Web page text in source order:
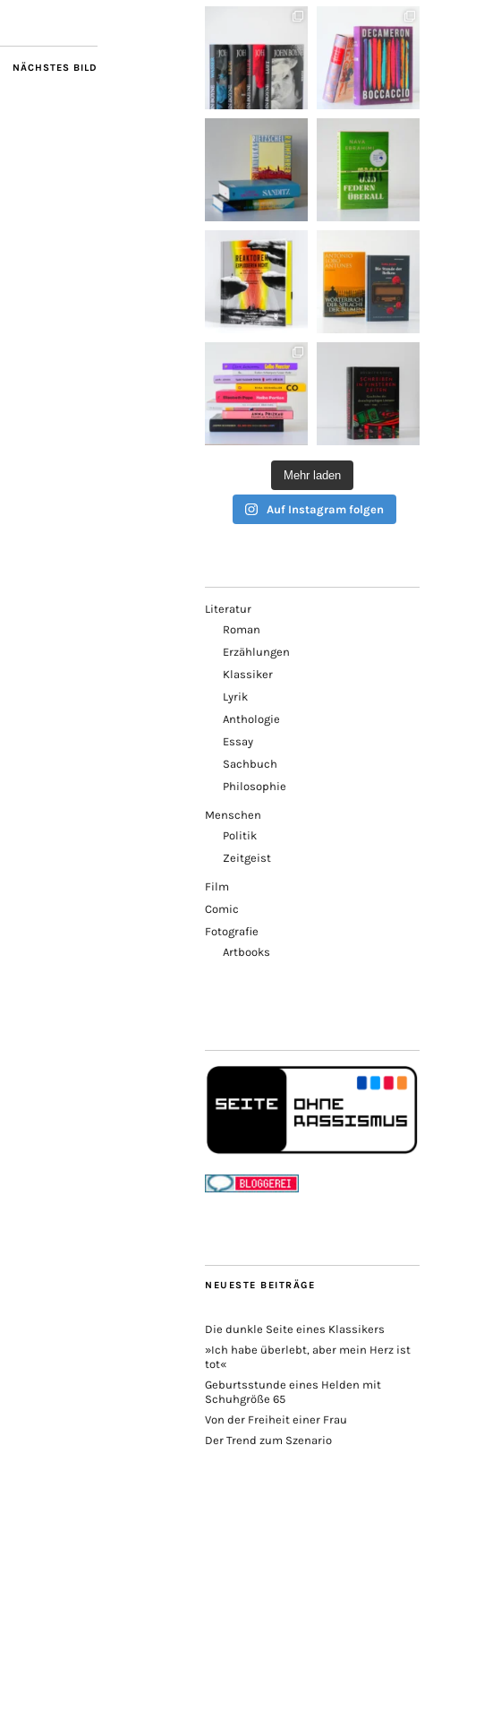
NÄCHSTES BILD
Mehr laden
Auf Instagram folgen
Literatur
Roman
Erzählungen
Klassiker
Lyrik
Anthologie
Essay
Sachbuch
Philosophie
Menschen
Politik
Zeitgeist
Film
Comic
Fotografie
Artbooks
NEUESTE BEITRÄGE
Die dunkle Seite eines Klassikers
»Ich habe überlebt, aber mein Herz ist
tot«
Geburtsstunde eines Helden mit
Schuhgröße 65
Von der Freiheit einer Frau
Der Trend zum Szenario